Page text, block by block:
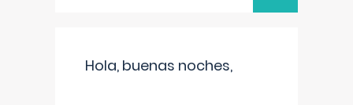
Hola, buenas noches,